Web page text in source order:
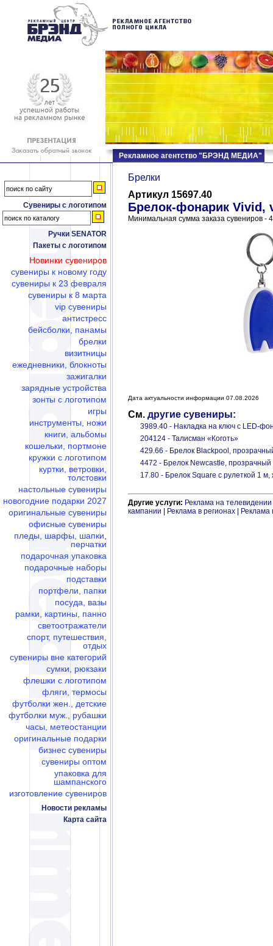
Сувениры с логотипом
Ручки SENATOR
Пакеты с логотипом
Новинки сувениров
сувениры к новому году
сувениры к 23 февраля
сувениры к 8 марта
vip сувениры
антистресс
бейсболки, панамы
брелки
визитницы
ежедневники, блокноты
зажигалки
зарядные устройства
зонты с логотипом
игры
инструменты, ножи
книги, альбомы
кошельки, портмоне
кружки с логотипом
куртки, ветровки,
толстовки
настольные сувениры
новогодние подарки 2027
оригинальные сувениры
офисные сувениры
пледы, шарфы, шапки,
перчатки
подарочная упаковка
подарочные наборы
подставки
портфели, папки
посуда, вазы
рамки, картины, панно
светоотражатели
спорт, путешествия,
отдых
сувениры вне категорий
сумки, рюкзаки
флешки c логотипом
фляги, термосы
футболки жен., детские
футболки муж., рубашки
часы, метеостанции
оригинальные подарки
бизнес сувениры
сувениры оптом
упаковка для
шампанского
изготовление сувениров
Новости рекламы
Карта сайта
Рекламное агентство "БРЭНД МЕДИА"
Брелки
Артикул 15697.40
Брелок-фонарик Vivid,
Минимальная сумма заказа сувениров -
Дата актуальности информации 07.08.2026
См. другие сувениры:
3989.40 - Накладка на ключ с LED-
204124 - Талисман «Коготь»
429.66 - Брелок Blackpool,
4472 - Брелок Newcastle, прозрачный
17.80 - Брелок Square с рулеткой 1
Другие услуги: Реклама на телевидении
кампании
Реклама в регионах Реклама